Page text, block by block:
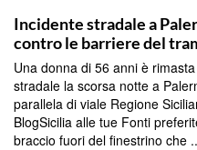
Incidente stradale a
contro le barriere del
Una donna di 56 anni è
stradale la scorsa notte a
parallela di viale Regione
BlogSicilia alle tue Fonti
braccio fuori del finestrino che